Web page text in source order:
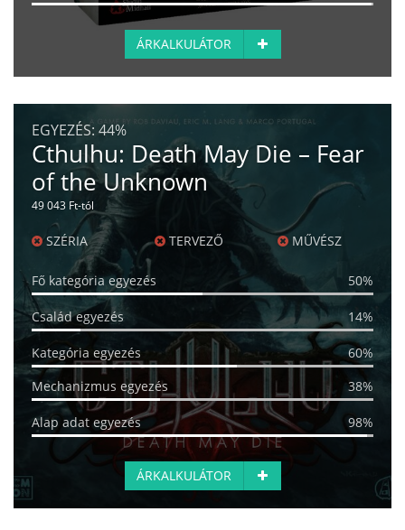
ÁRKALKULÁTOR
EGYEZÉS: 44%
Cthulhu: Death May Die – Fear
of the Unknown
49 043 Ft-tól
SZÉRIA TERVEZŐ MŰVÉSZ
Fő kategória egyezés 50%
Család egyezés 14%
Kategória egyezés
60%
Mechanizmus egyezés
38%
Alap adat egyezés 98%
ÁRKALKULÁTOR